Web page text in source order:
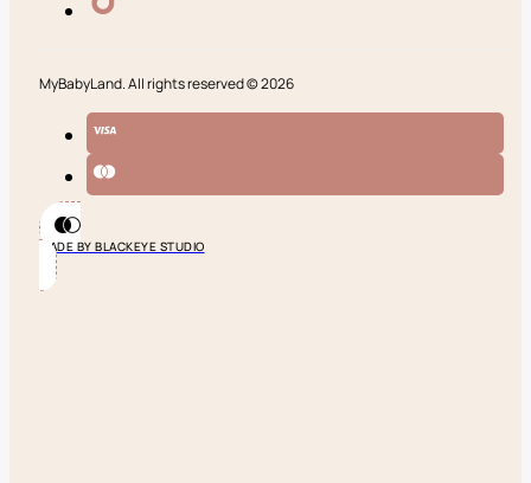
MyBabyLand. All rights reserved © 2026
MADE BY BLACKEYE STUDIO